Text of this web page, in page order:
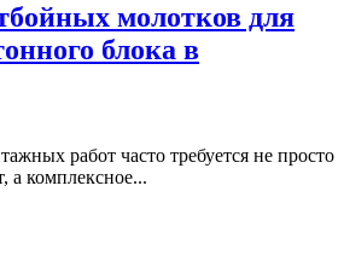
молотков для
блока в
работ часто требуется не просто
а комплексное...